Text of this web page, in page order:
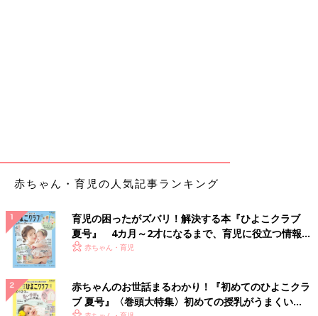
赤ちゃん・育児の人気記事ランキング
育児の困ったがズバリ！解決する本『ひよこクラブ
夏号』 4カ月～2才になるまで、育児に役立つ情報が
いっぱい！
赤ちゃん・育児
赤ちゃんのお世話まるわかり！『初めてのひよこクラ
ブ 夏号』〈巻頭大特集〉初めての授乳がうまくい